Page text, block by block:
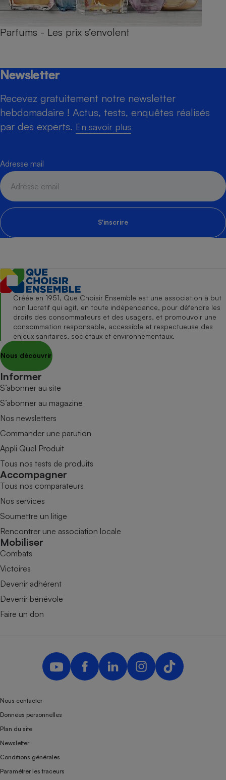
Parfums - Les prix s’envolent
Newsletter
Recevez gratuitement notre newsletter
hebdomadaire ! Actus, tests, enquêtes réalisés
par des experts. En savoir plus
Adresse mail
S'inscrire
Créée en 1951, Que Choisir Ensemble est une association à but
non lucratif qui agit, en toute indépendance, pour défendre les
droits des consommateurs et des usagers, et promouvoir une
consommation responsable, accessible et respectueuse des
enjeux sanitaires, sociétaux et environnementaux.
Nous découvrir
Informer
S’abonner au site
S’abonner au magazine
Nos newsletters
Commander une parution
Appli Quel Produit
Tous nos tests de produits
Accompagner
Tous nos comparateurs
Nos services
Soumettre un litige
Rencontrer une association locale
Mobiliser
Combats
Victoires
Devenir adhérent
Devenir bénévole
Faire un don
Nous contacter
Données personnelles
Plan du site
Newsletter
Conditions générales
Paramétrer les traceurs